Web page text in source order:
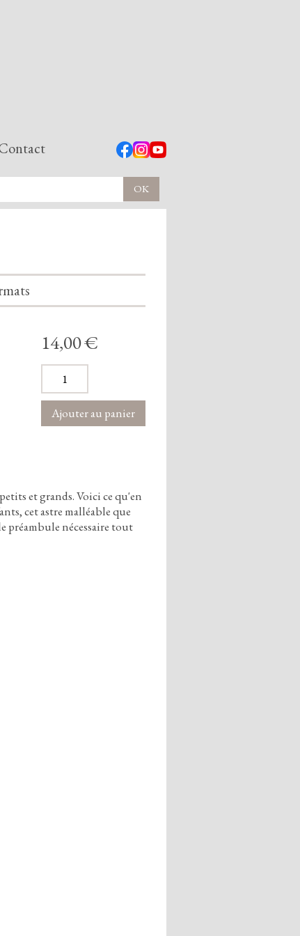
14,00 €
et grands.Voici ce qu'en
cet astre malléable que
préambule nécessaire tout